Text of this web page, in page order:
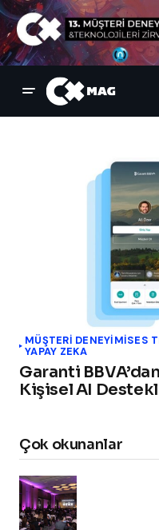
MÜŞTERI DENEYIMISES
YAPAY ZEKA
Garanti
Kişisel AI
Çok okunanlar